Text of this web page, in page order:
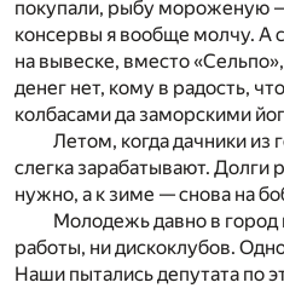
покупали, рыбу мороженую
консервы я вообще молчу. А
на вывеске, вместо
денег нет, кому в радость,
колбасами да заморскими
Летом, когда дачники
слегка зарабатывают. Долги
нужно, а к зиме — снова на
Молодежь давно в
работы, ни дискоклубов.
Наши пытались депутата по